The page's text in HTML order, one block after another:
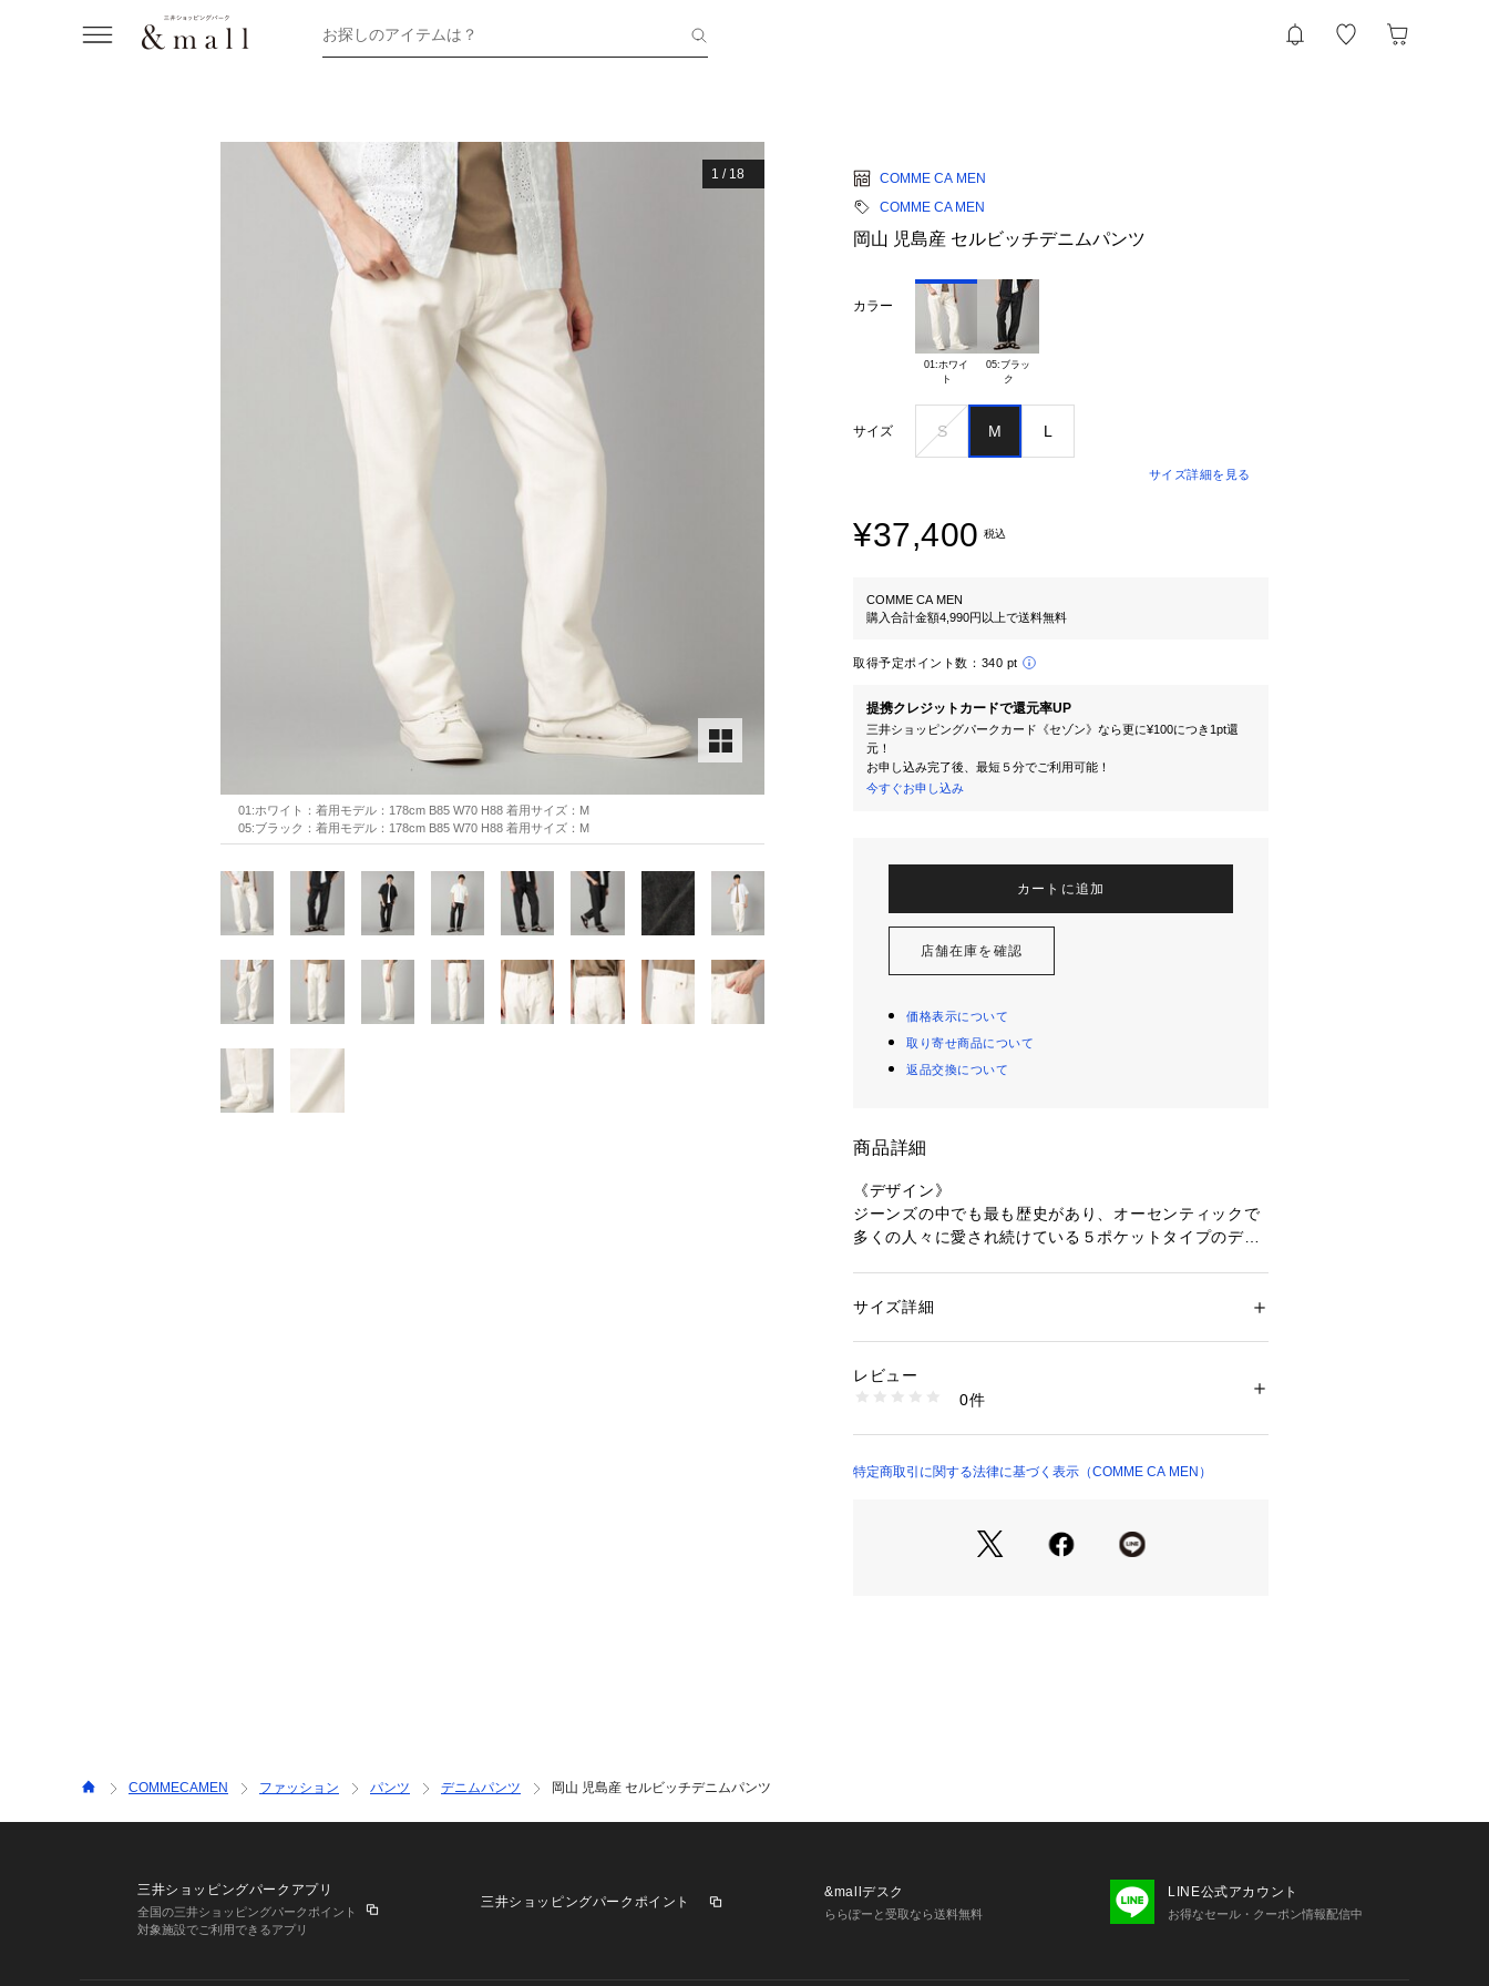
お探しのアイテムは？
1 / 18
01:ホワイト：着用モデル：178cm B85 W70 H88 着用サイズ：M
05:ブラック：着用モデル：178cm B85 W70 H88 着用サイズ：M
COMME CA MEN
COMME CA MEN
岡山 児島産 セルビッチデニムパンツ
カラー
01:ホワイ
05:ブラッ
サイズ S M L
サイズ詳細を見る
¥37,400 税込
COMME CA MEN
購入合計金額4,990円以上で送料無料
取得予定ポイント数： 340 pt
提携クレジットカードで還元率UP
三井ショッピングパークカード《セゾン》なら更に¥100につき1pt還
元！
お申し込み完了後、最短５分でご利用可能！
今すぐお申し込み
カートに追加
店舗在庫を確認
価格表示について
取り寄せ商品について
返品交換について
商品詳細
《デザイン》
ジーンズの中でも最も歴史があり、オーセンティックで
多くの人々に愛され続けている５ポケットタイプのデニ
レギュラーストレートシルエットはジーンズの基本形と
フィット感のあるウエストと深めの股上がお尻周りをす
っきり見せるので、ジャストサイズで着用するのがおす
ワークウェアとして使用された歴史あるジーンズの良さ
・股下仕上げ済み
性別：メンズ
商品番号：
07-29PO25-206 （ショップ）
サイズ詳細
レビュー
0件
特定商取引に関する法律に基づく表示（COMME CA MEN）
COMMECAMEN ファッション パンツ デニムパンツ 岡山 児島産 セルビッチデニムパンツ
三井ショッピングパークアプリ
全国の三井ショッピングパークポイント
対象施設でご利用できるアプリ
三井ショッピングパークポイント
&mallデスク
ららぽーと受取なら送料無料
LINE公式アカウント
お得なセール・クーポン情報配信中